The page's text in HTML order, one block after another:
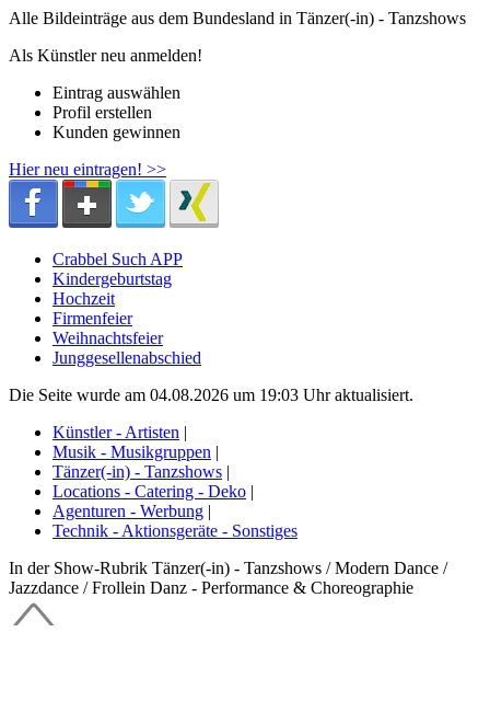
Alle Bildeinträge aus dem Bundesland in Tänzer(-in) - Tanzshows
Als Künstler neu anmelden!
Eintrag auswählen
Profil erstellen
Kunden gewinnen
Hier neu eintragen! >>
Crabbel Such APP
Kindergeburtstag
Hochzeit
Firmenfeier
Weihnachtsfeier
Junggesellenabschied
Die Seite wurde am 04.08.2026 um 19:03 Uhr aktualisiert.
Künstler - Artisten |
Musik - Musikgruppen |
Tänzer(-in) - Tanzshows |
Locations - Catering - Deko |
Agenturen - Werbung |
Technik - Aktionsgeräte - Sonstiges
In der Show-Rubrik Tänzer(-in) - Tanzshows / Modern Dance /
Jazzdance / Frollein Danz - Performance & Choreographie